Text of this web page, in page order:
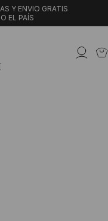
Y ENVIO GRATIS
EL PAÍS